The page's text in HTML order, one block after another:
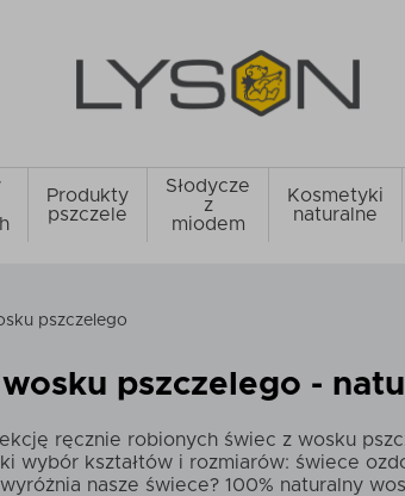
Produkty
pszczele
Słodycze
z
miodem
Kosmetyki
naturalne
pszczelego
pszczelego -
ręcznie robionych świec z wosku
wybór kształtów i rozmiarów: świece
nasze świece? 100% naturalny